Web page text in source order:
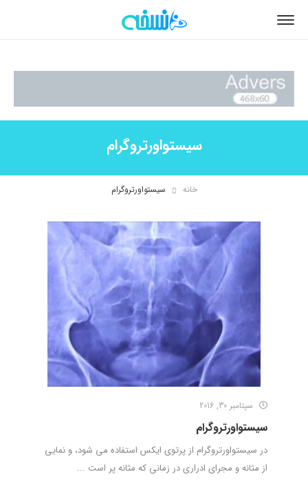
سیستواورتروگرام
خانه سیستواورتروگرام
سپتامبر 30, 2016
سیستواورتروگرام
در سیستواورتروگرام از پرتوی ایکس استفاده می شود، و نمایی
از مثانه و مجرای ادراری در زمانی که مثانه پر است ...